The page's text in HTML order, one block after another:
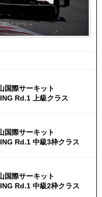
国際サーキット
Rd.1 上級クラス
国際サーキット
Rd.1 中級3枠クラス
国際サーキット
Rd.1 中級2枠クラス